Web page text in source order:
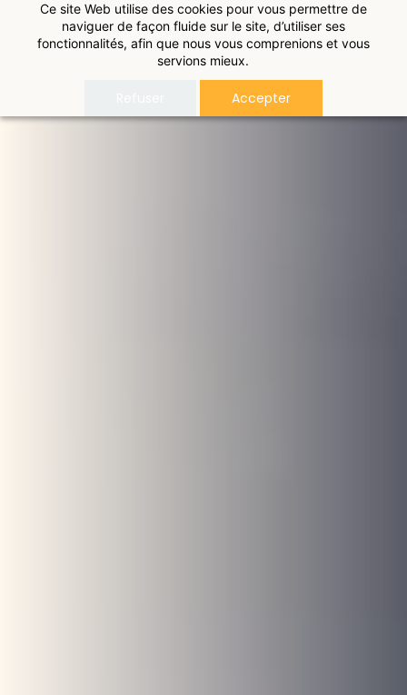
Ce site Web utilise des cookies pour vous permettre de
naviguer de façon fluide sur le site, d’utiliser ses
fonctionnalités, afin que nous vous comprenions et vous
servions mieux.
Accepter